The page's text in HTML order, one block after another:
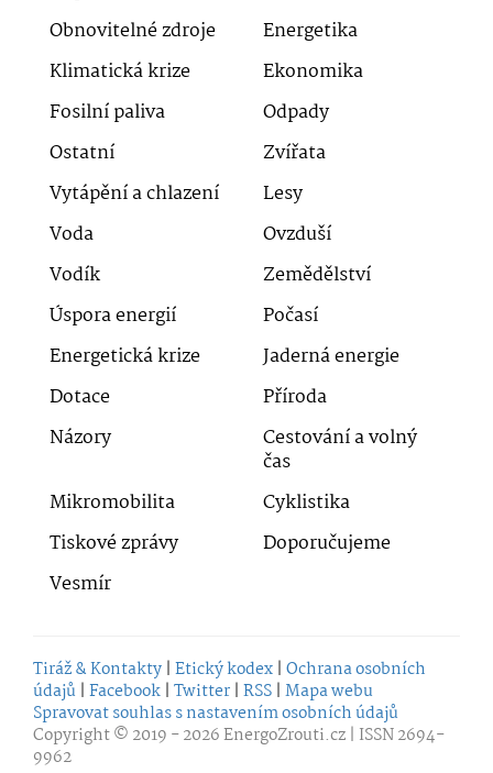
Obnovitelné zdroje
Energetika
Klimatická krize
Ekonomika
Fosilní paliva
Odpady
Ostatní
Zvířata
Vytápění a chlazení
Lesy
Voda
Ovzduší
Vodík
Zemědělství
Úspora energií
Počasí
Energetická krize
Jaderná energie
Dotace
Příroda
Názory
Cestování a volný
čas
Mikromobilita
Cyklistika
Tiskové zprávy
Doporučujeme
Vesmír
Tiráž & Kontakty | Etický kodex | Ochrana osobních
údajů | Facebook | Twitter | RSS | Mapa webu
Spravovat souhlas s nastavením osobních údajů
Copyright © 2019 - 2026EnergoZrouti.cz | ISSN 2694-
9962